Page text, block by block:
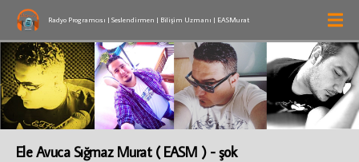
Radyo Programcısı | Seslendirmen | Bilişim Uzmanı | EASMurat
Ele Avuca Sığmaz Murat ( EASM ) - şok